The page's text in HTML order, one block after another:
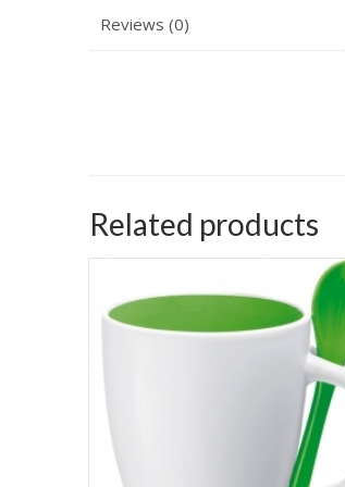
Reviews (0)
Related products